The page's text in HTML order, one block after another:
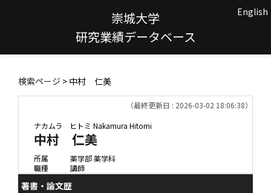
崇城大学
研究業績データベース
English
検索ページ > 中村 仁美
（最終更新日 : 2026-03-02 18:06:38）
ナカムラ ヒトミ Nakamura Hitomi
中村 仁美
所属
薬学部 薬学科
職種
講師
著書・論文歴